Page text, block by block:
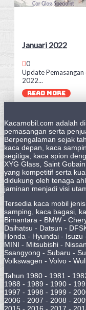
Januari 2022
0
Update
2022...
READ MORE
Kacamobil.com adalah
pemasangan serta
Berpengalaman sejak
kaca depan, kaca
segitiga, kaca spion
XYG Glass, Saint
yang kompetitif serta
didukung oleh tenaga
jaminan menjadi visi
Tersedia kaca mobil
samping, kaca bagasi,
Bimantara - BMW -
Daihatsu - Datsun -
Honda - Hyundai -
MINI - Mitsubishi -
Ssangyong - Subaru -
Volkswagen - Volvo -
Tahun 1980 - 1981 -
1988 - 1989 - 1990 -
1997 - 1998 - 1999 -
2006 - 2007 - 2008 -
2015 - 2016 - 2017 -